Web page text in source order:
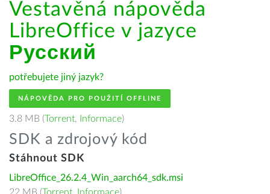
Vestavěná nápověda
LibreOffice v jazyce
Русский
potřebujete jiný jazyk?
NÁPOVĚDA PRO POUŽITÍ OFFLINE
3.8 MB (Torrent, Informace)
SDK a zdrojový kód
Stáhnout SDK
LibreOffice_26.2.4_Win_aarch64_sdk.msi